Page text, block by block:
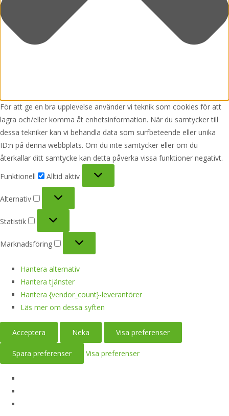
För att ge en bra upplevelse använder vi teknik som cookies för att
lagra och/eller komma åt enhetsinformation. När du samtycker till
dessa tekniker kan vi behandla data som surfbeteende eller unika
ID:n på denna webbplats. Om du inte samtycker eller om du
återkallar ditt samtycke kan detta påverka vissa funktioner negativt.
Funktionell
Alltid aktiv
Alternativ
Statistik
Marknadsföring
Hantera alternativ
Hantera tjänster
Hantera {vendor_count}-leverantörer
Läs mer om dessa syften
Acceptera Neka Visa preferenser
Spara preferenser Visa preferenser